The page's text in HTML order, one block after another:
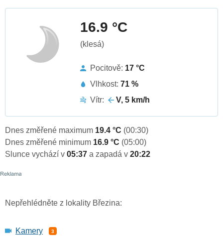
16.9 °C
(klesá)
Pocitově: 17 °C
Vlhkost: 71 %
Vítr:
V, 5 km/h
Dnes změřené maximum 19.4 °C (00:30)
Dnes změřené minimum 16.9 °C (05:00)
Slunce vychází v 05:37 a zapadá v 20:22
Nepřehlédněte z lokality Březina:
Kamery 3